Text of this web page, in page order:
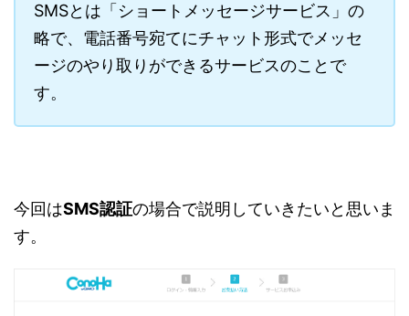
SMSとは「ショートメッセージサービス」の
略で、電話番号宛てにチャット形式でメッセ
ージのやり取りができるサービスのことで
す。
今回はSMS認証の場合で説明していきたいと思いま
す。